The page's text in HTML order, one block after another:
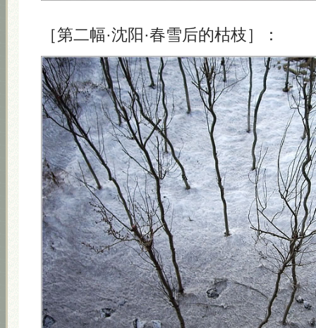
［第二幅·沈阳·春雪后的枯枝］：